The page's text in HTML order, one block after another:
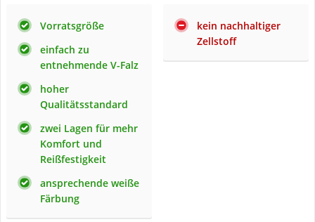
Vorratsgröße
einfach zu
entnehmende V-Falz
hoher
Qualitätsstandard
zwei Lagen für mehr
Komfort und
Reißfestigkeit
ansprechende weiße
Färbung
kein nachhaltiger
Zellstoff